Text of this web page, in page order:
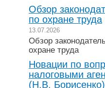
Обзор
по охране труда
13.07.2026
Обзор
охране труда
Новации по
налоговыми
(Н.В. Борисенко)